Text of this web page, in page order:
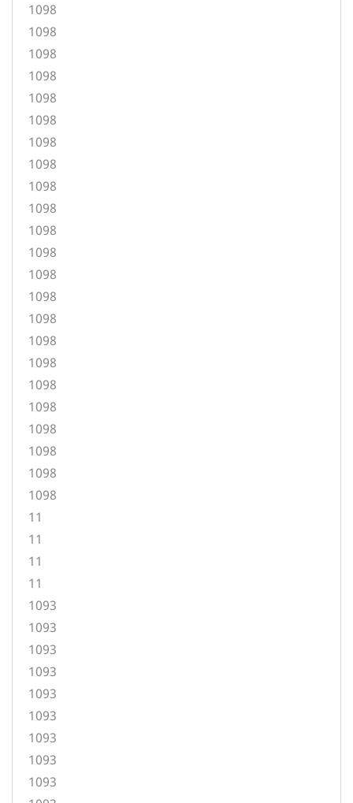
1098
1098
1098
1098
1098
1098
1098
1098
1098
1098
1098
1098
1098
1098
1098
1098
1098
1098
1098
1098
1098
1098
1098
11
11
11
11
1093
1093
1093
1093
1093
1093
1093
1093
1093